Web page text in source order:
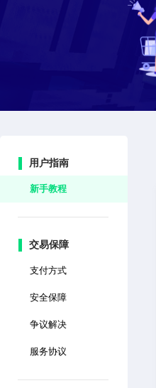
用户指南
新手教程
交易保障
支付方式
安全保障
争议解决
服务协议